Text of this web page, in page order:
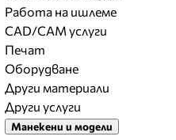
Работа на ишлеме
CAD/CAM услуги
Печат
Оборудване
Други материали
Други услуги
Манекени и модели